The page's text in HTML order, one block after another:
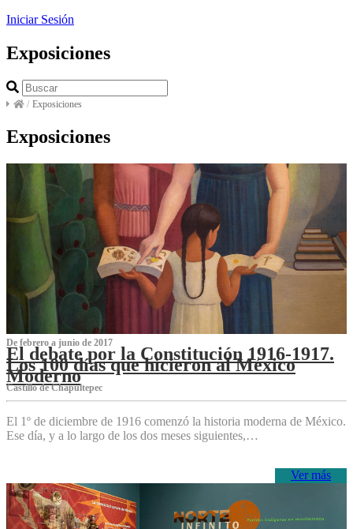
Iniciar Sesión
Exposiciones
/ Exposiciones
Exposiciones
De febrero a junio de 2017
El debate por la Constitución 1916-1917.
Los 100 días que hicieron al México
Moderno
Castillo de Chapultepec
El 1º de diciembre de 1916 comenzó la historia moderna de México.
Ese día, y a lo largo de los dos meses siguientes,…
Ver más